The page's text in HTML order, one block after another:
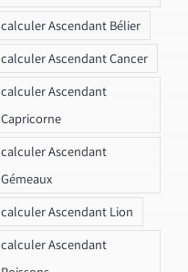
calculer Ascendant Bélier
calculer Ascendant Cancer
calculer Ascendant
Capricorne
calculer Ascendant
Gémeaux
calculer Ascendant Lion
calculer Ascendant